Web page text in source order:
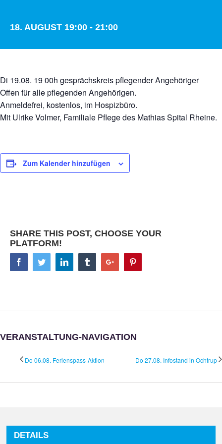
18. AUGUST 19:00 - 21:00
Di 19.08. 19 00h gesprächskreis pflegender Angehöriger
Offen für alle pflegenden Angehörigen.
Anmeldefrei, kostenlos, im Hospizbüro.
Mit Ulrike Volmer, Familiale Pflege des Mathias Spital Rheine.
Zum Kalender hinzufügen
SHARE THIS POST, CHOOSE YOUR
PLATFORM!
FacebookTwitterLinkedin TumblrGoogle+
VERANSTALTUNG-NAVIGATION
Do 06.08. Ferienspass-Aktion Do 27.08. Infostand in Ochtrup
DETAILS